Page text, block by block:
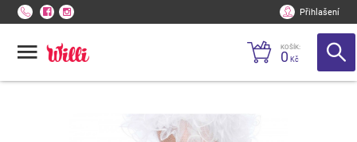
Přihlašení
KOŠÍK:
0 Kč